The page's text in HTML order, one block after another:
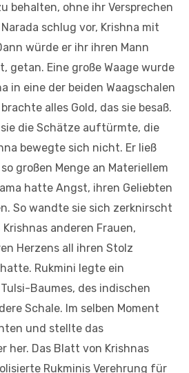
behalten, ohne ihr Versprechen
schlug vor, Krishna mit
würde er ihr ihren Mann
getan. Eine große Waage wurde
in eine der beiden Waagschalen
alles Gold, das sie besaß.
die Schätze auftürmte, die
bewegte sich nicht. Er ließ
großen Menge an Materiellem
hatte Angst, ihren Geliebten
So wandte sie sich zerknirscht
anderen Frauen,
Herzens all ihren Stolz
Rukmini legte ein
Baumes, des indischen
Schale. Im selben Moment
und stellte das
her. Das Blatt von Krishnas
Rukminis Verehrung für